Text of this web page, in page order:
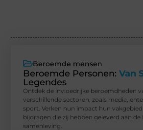
Beroemde mensen
Beroemde Personen:Van
Legendes
Ontdek de invloedrijke beroemdheden
verschillende sectoren, zoals media,
sport. Verken hun impact hun
bijdragen die zij hebben geleverd aan de
samenleving.